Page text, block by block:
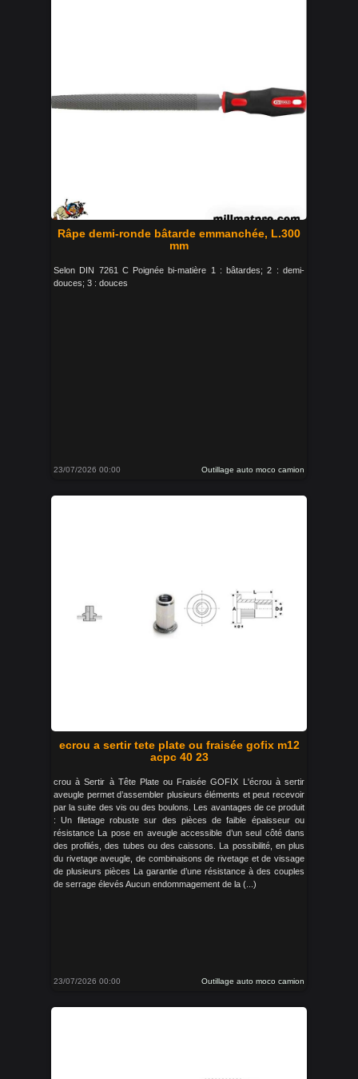
Râpe demi-ronde bâtarde emmanchée, L.300
mm
Selon DIN 7261 C Poignée bi-matière 1 : bâtardes; 2 : demi-
douces; 3 : douces
23/07/2026 00:00 Outillage auto moco camion
ecrou a sertir tete plate ou fraisée gofix m12
acpc 40 23
crou à Sertir à Tête Plate ou Fraisée GOFIX L'écrou à sertir
aveugle permet d’assembler plusieurs éléments et peut recevoir
par la suite des vis ou des boulons. Les avantages de ce produit
: Un filetage robuste sur des pièces de faible épaisseur ou
résistance La pose en aveugle accessible d’un seul côté dans
des profilés, des tubes ou des caissons. La possibilité, en plus
du rivetage aveugle, de combinaisons de rivetage et de vissage
de plusieurs pièces La garantie d’une résistance à des couples
de serrage élevés Aucun endommagement de la (...)
23/07/2026 00:00 Outillage auto moco camion